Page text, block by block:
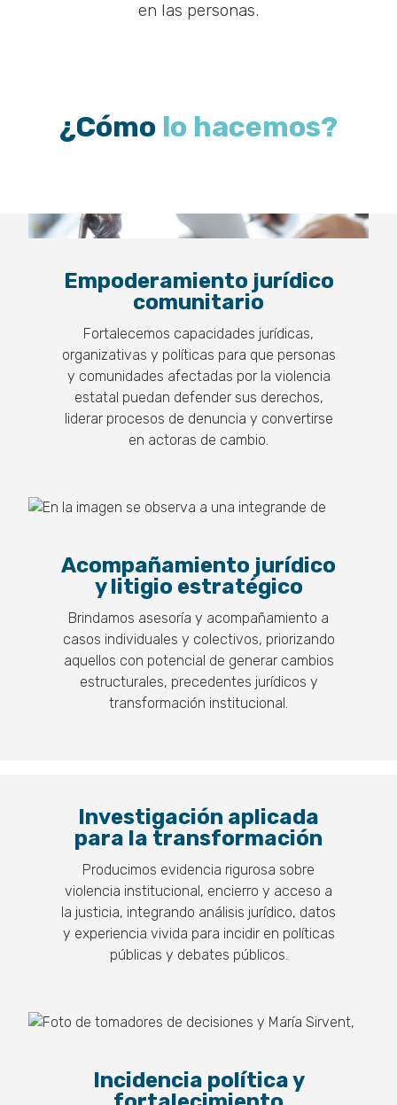
en las personas.
¿Cómo lo hacemos?
Empoderamiento jurídico
comunitario
Fortalecemos capacidades jurídicas,
organizativas y políticas para que personas
y comunidades afectadas por la violencia
estatal puedan defender sus derechos,
liderar procesos de denuncia y convertirse
en actoras de cambio.
Acompañamiento jurídico
y litigio estratégico
Brindamos asesoría y acompañamiento a
casos individuales y colectivos, priorizando
aquellos con potencial de generar cambios
estructurales, precedentes jurídicos y
transformación institucional.
Investigación aplicada
para la transformación
Producimos evidencia rigurosa sobre
violencia institucional, encierro y acceso a
la justicia, integrando análisis jurídico, datos
y experiencia vivida para incidir en políticas
públicas y debates públicos.
Incidencia política y